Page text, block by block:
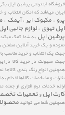
فروشگاه اینترنتی پرشین اپل
ایران میباشد که امکان انتخاب
پرو ، مکبوک ایر ، آیمک ،
اپل تیوی ، لوازم جانبی اپل
پرشین اپل به شما کمک
نموده و یک خرید آنلاین مطمئن
جهت یک انتخاب و خرید مناسب
جهت سهولت در خرید کالا در
همچنین انواع رنگ بندی کالاها
نظرات و مشخصات کالاها اقدام به
ارائه خدمات نرم افزاری از
کارت اپل وتعمیرات
همچنین شما می توانید
.